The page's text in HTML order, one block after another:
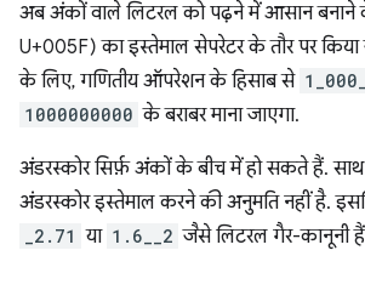
अब अंकों वाले लिटरल को पढ़ने में आसान बनाने
U+005F) का इस्तेमाल सेपरेटर के तौर पर
के लिए, गणितीय ऑपरेशन के हिसाब से
1000000000 के बराबर माना जाएगा.
अंडरस्कोर सिर्फ़ अंकों के बीच में हो सकते हैं.
अंडरस्कोर इस्तेमाल करने की अनुमति नहीं है.
_2.71 या 1.6__2 जैसे लिटरल गैर-कानूनी